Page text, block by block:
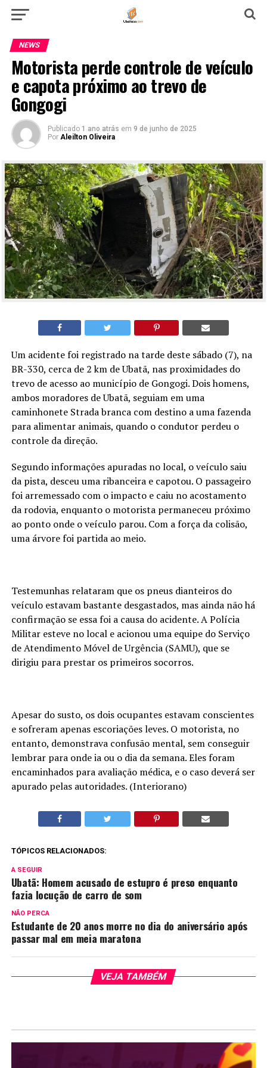
NEWS
Motorista perde controle de veículo
e capota próximo ao trevo de
Gongogi
Publicado 1 ano atrás em 9 de junho de 2025
Por Aleilton Oliveira
Um acidente foi registrado na tarde deste sábado (7), na
BR-330, cerca de 2 km de Ubatã, nas proximidades do
trevo de acesso ao município de Gongogi. Dois homens,
ambos moradores de Ubatã, seguiam em uma
caminhonete Strada branca com destino a uma fazenda
para alimentar animais, quando o condutor perdeu o
controle da direção.
Segundo informações apuradas no local, o veículo saiu
da pista, desceu uma ribanceira e capotou. O passageiro
foi arremessado com o impacto e caiu no acostamento
da rodovia, enquanto o motorista permaneceu próximo
ao ponto onde o veículo parou. Com a força da colisão,
uma árvore foi partida ao meio.
Testemunhas relataram que os pneus dianteiros do
veículo estavam bastante desgastados, mas ainda não há
confirmação se essa foi a causa do acidente. A Polícia
Militar esteve no local e acionou uma equipe do Serviço
de Atendimento Móvel de Urgência (SAMU), que se
dirigiu para prestar os primeiros socorros.
Apesar do susto, os dois ocupantes estavam conscientes
e sofreram apenas escoriações leves. O motorista, no
entanto, demonstrava confusão mental, sem conseguir
lembrar para onde ia ou o dia da semana. Eles foram
encaminhados para avaliação médica, e o caso deverá ser
apurado pelas autoridades. (Interiorano)
TÓPICOS RELACIONADOS:
A SEGUIR
Ubatã: Homem acusado de estupro é preso enquanto
fazia locução de carro de som
NÃO PERCA
Estudante de 20 anos morre no dia do aniversário após
passar mal em meia maratona
VEJA TAMBÉM